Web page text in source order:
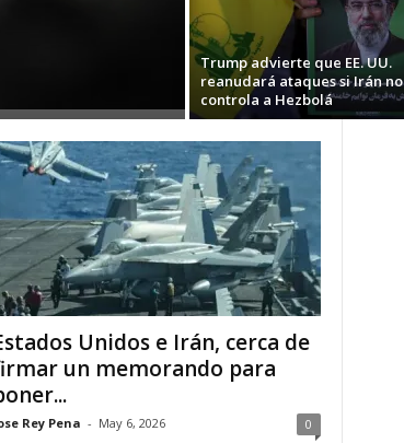
Trump advierte que EE. UU.
reanudará ataques si Irán no
controla a Hezbolá
Unidos e Irán, cerca de
un memorando para
Rey Pena - May 6, 2026 0